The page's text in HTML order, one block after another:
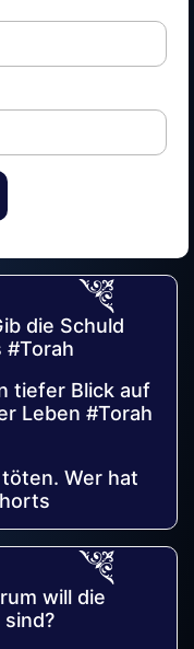
die Schuld
#Torah
tiefer Blick auf
Leben #Torah
Wer hat
will die